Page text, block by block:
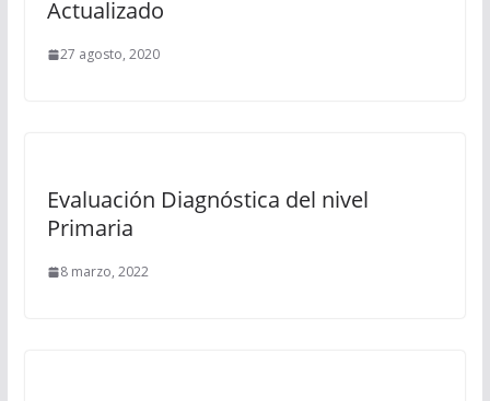
Actualizado
27 agosto, 2020
Evaluación Diagnóstica del nivel
Primaria
8 marzo, 2022